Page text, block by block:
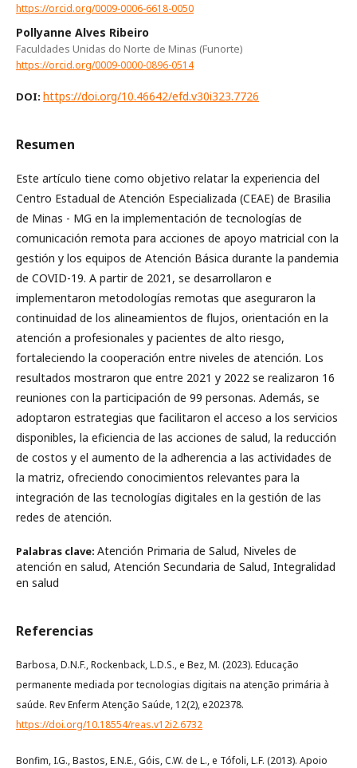
https://orcid.org/0009-0006-6618-0050
Pollyanne Alves Ribeiro
Faculdades Unidas do Norte de Minas (Funorte)
https://orcid.org/0009-0000-0896-0514
DOI: https://doi.org/10.46642/efd.v30i323.7726
Resumen
Este artículo tiene como objetivo relatar la experiencia del
Centro Estadual de Atención Especializada (CEAE) de Brasilia
de Minas - MG en la implementación de tecnologías de
comunicación remota para acciones de apoyo matricial con la
gestión y los equipos de Atención Básica durante la pandemia
de COVID-19. A partir de 2021, se desarrollaron e
implementaron metodologías remotas que aseguraron la
continuidad de los alineamientos de flujos, orientación en la
atención a profesionales y pacientes de alto riesgo,
fortaleciendo la cooperación entre niveles de atención. Los
resultados mostraron que entre 2021 y 2022 se realizaron 16
reuniones con la participación de 99 personas. Además, se
adoptaron estrategias que facilitaron el acceso a los servicios
disponibles, la eficiencia de las acciones de salud, la reducción
de costos y el aumento de la adherencia a las actividades de
la matriz, ofreciendo conocimientos relevantes para la
integración de las tecnologías digitales en la gestión de las
redes de atención.
Palabras clave: Atención Primaria de Salud, Niveles de
atención en salud, Atención Secundaria de Salud, Integralidad
en salud
Referencias
Barbosa, D.N.F., Rockenback, L.D.S., e Bez, M. (2023). Educação
permanente mediada por tecnologias digitais na atenção primária à
saúde. Rev Enferm Atenção Saúde, 12(2), e202378.
https://doi.org/10.18554/reas.v12i2.6732
Bonfim, I.G., Bastos, E.N.E., Góis, C.W. de L., e Tófoli, L.F. (2013). Apoio